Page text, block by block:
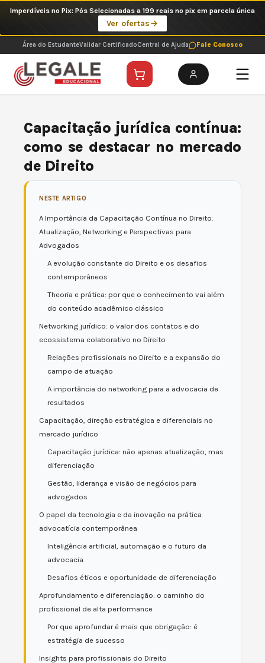
o
conteúdo
Imperdíveis no Pix: Pós Selecionadas a 199 reais no pix em parcela única
Ver ofertas
Área do EstudanteValidar CertificadoCentral de Ajuda Fale Conosco
Capacitação jurídica contínua:
como se destacar no mercado
de Direito
NESTE ARTIGO
A Importância da Capacitação Contínua no Direito:
Atualização, Networking e Perspectivas para
Advogados
A evolução constante do Direito e os desafios
contemporâneos
Theoria e prática: por que o conhecimento vai além
do conteúdo acadêmico clássico
Networking jurídico: o valor dos contatos e do
ecossistema colaborativo no Direito
Relações profissionais no Direito e a expansão do
campo de atuação
A importância do networking para a advocacia de
resultados
Capacitação, direção estratégica e diferenciais no
mercado jurídico
Capacitação jurídica: não apenas atualização, mas
diferenciação
Gestão, liderança e visão de negócios para
advogados
O papel da tecnologia e da inovação na prática
advocatícia contemporânea
Inteligência artificial, automação e o futuro da
advocacia
Desafios éticos e oportunidade de diferenciação
Aprofundamento e diferenciação: o caminho do
profissional de alta performance
Por que aprofundar é mais que obrigação: é
estratégia de sucesso
Insights para profissionais do Direito